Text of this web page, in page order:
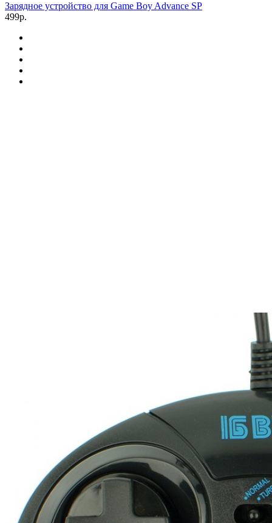
Зарядное устройство для Game Boy Advance SP
499р.